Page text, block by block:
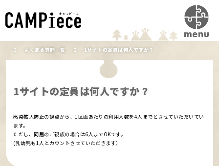
よくある質問一覧 1サイトの定員は何人ですか？
1サイトの定員は何人ですか？
感染拡大防止の観点から、1区画あたりの利用人数を4人までとさせていただいてい
ます。
ただし、同居のご親族の場合は6人までOKです。
(乳幼児も1人とカウントさせていただきます）